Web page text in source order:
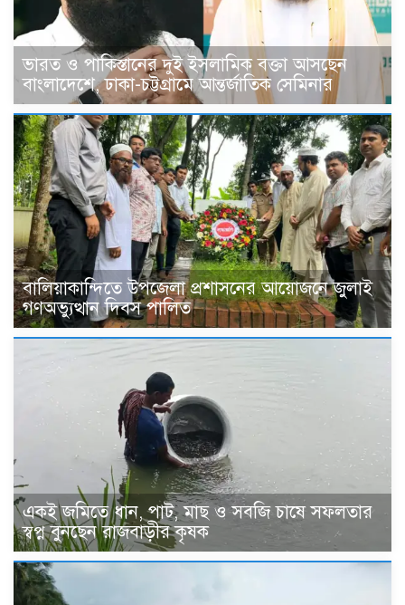
ভারত ও পাকিস্তানের দুই ইসলামিক বক্তা আসছেন
বাংলাদেশে, ঢাকা-চট্টগ্রামে আন্তর্জাতিক সেমিনার
বালিয়াকান্দিতে উপজেলা প্রশাসনের আয়োজনে জুলাই
গণঅভ্যুত্থান দিবস পালিত
একই জমিতে ধান, পাট, মাছ ও সবজি চাষে সফলতার
স্বপ্ন বুনছেন রাজবাড়ীর কৃষক